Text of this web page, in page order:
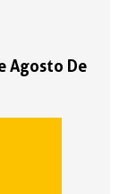
Agosto De